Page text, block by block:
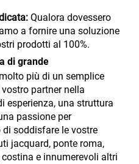
Qualora dovessero
a fornire una soluzione
prodotti al 100%.
di grande
più di un semplice
partner nella
esperienza, una struttura
passione per
soddisfare le vostre
jacquard, ponte roma,
e innumerevoli altri